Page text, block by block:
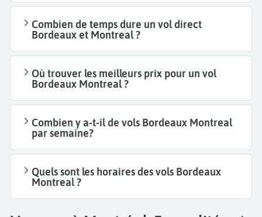
Combien de temps dure un vol direct
Bordeaux et Montreal ?
Où trouver les meilleurs prix pour un vol
Bordeaux Montreal ?
Combien y a-t-il de vols Bordeaux Montreal
par semaine?
Quels sont les horaires des vols Bordeaux
Montreal ?